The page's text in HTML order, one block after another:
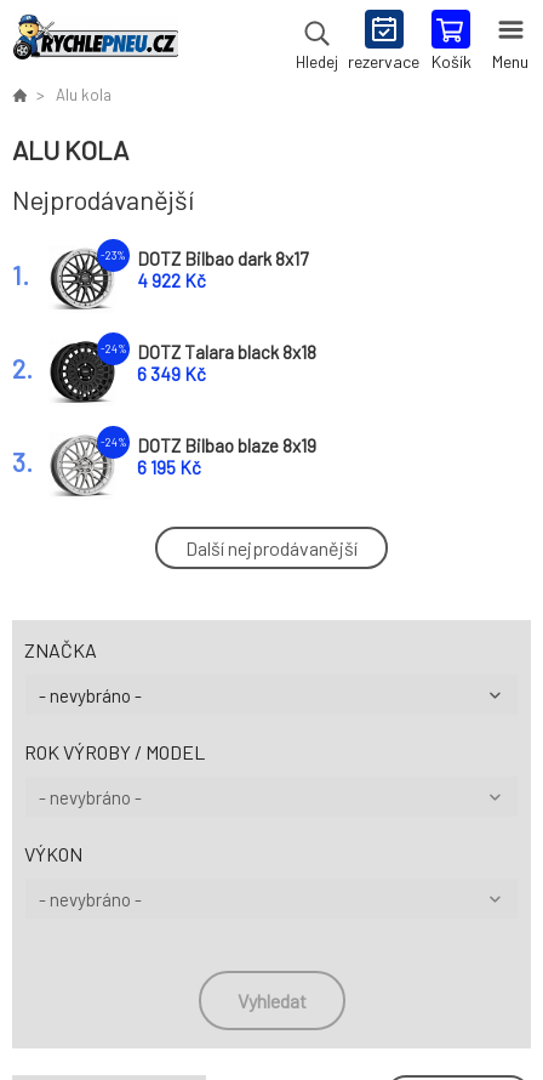
Hledej rezervace Košík Menu
Alu kola
ALU KOLA
Nejprodávanější
1.
-23%
DOTZ Bilbao dark 8x17
4 922 Kč
2.
-24%
DOTZ Talara black 8x18
6 349 Kč
3.
-24%
DOTZ Bilbao blaze 8x19
6 195 Kč
DOTZ Bilbao blaze 9x19
6 532 Kč
5.
6.
6 532 Kč
-25%
DOTZ Bilbao dark 8.5x19
Další nejprodávanější
ZNAČKA
ROK VÝROBY / MODEL
VÝKON
Vyhledat